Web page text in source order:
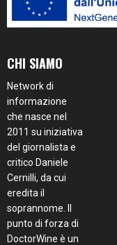
CHI SIAMO
Network di
informazione
che nasce nel
2011 su iniziativa
del giornalista e
critico Daniele
Cernilli, da cui
eredita il
soprannome. Il
punto di forza di
DoctorWine è un